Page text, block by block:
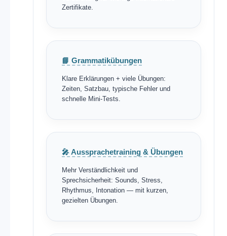
Zertifikate.
📘 Grammatikübungen
Klare Erklärungen + viele Übungen:
Zeiten, Satzbau, typische Fehler und
schnelle Mini-Tests.
🎤 Aussprachetraining & Übungen
Mehr Verständlichkeit und
Sprechsicherheit: Sounds, Stress,
Rhythmus, Intonation — mit kurzen,
gezielten Übungen.